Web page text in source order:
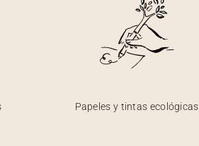
Papeles y tintas ecológicas